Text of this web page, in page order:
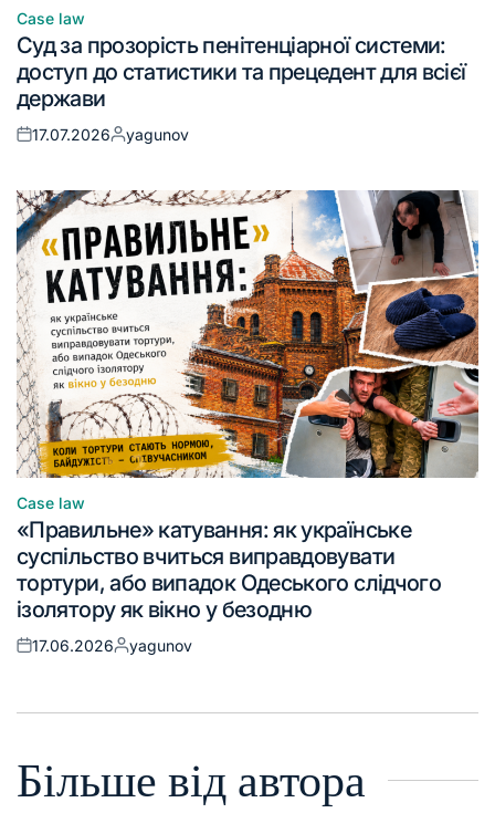
Case law
Суд за прозорість пенітенціарної системи:
доступ до статистики та прецедент для всієї
держави
17.07.2026 yagunov
Case law
«Правильне» катування: як українське
суспільство вчиться виправдовувати
тортури, або випадок Одеського слідчого
ізолятору як вікно у безодню
17.06.2026 yagunov
Більше від автора